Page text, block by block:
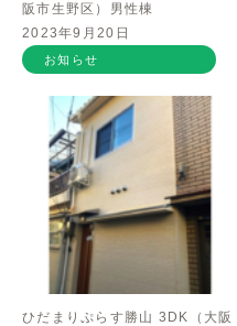
阪市生野区）男性棟
2023年9月20日
お知らせ
ひだまりぷらす勝山 3DK（大阪